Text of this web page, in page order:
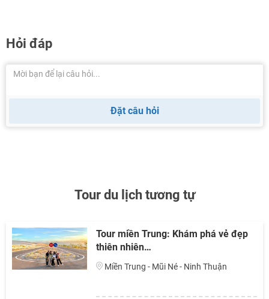
Hỏi đáp
Đặt câu hỏi
Tour du lịch tương tự
Tour miền Trung: Khám phá vẻ đẹp
thiên nhiên…
Miền Trung - Mũi Né - Ninh Thuận